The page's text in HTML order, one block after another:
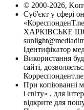
© 2000-2026,
Суб'єкт у сфері
ХАРКІВСЬКЕ
Ідентифікатор
Використання
сайті,
При копіюванні
і світу» , для
відкрите для